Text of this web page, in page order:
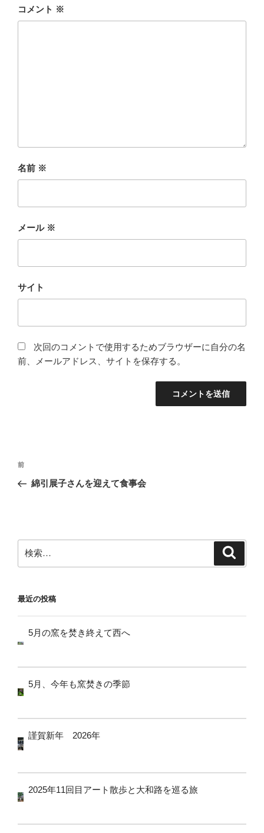
コメント ※
名前 ※
メール ※
サイト
次回のコメントで使用するためブラウザーに自分の名
前、メールアドレス、サイトを保存する。
投
ナ
ー
シ
前
の
前
綿引展子さんを迎えて食事会
索:
最近の投稿
5月の窯を焚き終えて西へ
5月、今年も窯焚きの季節
謹賀新年 2026年
2025年11回目アート散歩と大和路を巡る旅